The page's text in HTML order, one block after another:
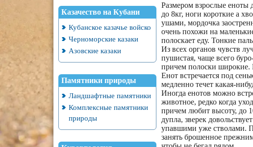
Казачество на Кубани
Кубанское казачье войско
Черноморские казаки
Азовские казаки
Памятники природы
Ландшафтные памятники
Комплексные памятники
природы
Размером взрослые еноты
до 8кг, ноги короткие а
ушами, мордочка
очень похожи на
полоскает еду. Тонкие
Из всех органов чувств
пушистая, чаще всего
причем полоски широкие.
Енот встречается под
медленно течет какая-
Иногда енотов можно
животное, редко когда
причем любит высоту, до
дупла, зверек
упавшими уже стволами.
занять брошенное